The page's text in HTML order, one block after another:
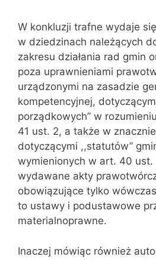
W konkluzji trafne wydaje
w dziedzinach należących
zakresu działania rad gmin
poza uprawnieniami
urządzonymi na zasadzie
kompetencyjnej,
porządko‌wych” w
41 ust. 2, a także w
dotyczącymi ,,statutów”
wymienionych w art. 40
wydawane akty
obowiązujące tylko
to ustawy i podustawowe
materialnoprawne.
Inaczej mówiąc również